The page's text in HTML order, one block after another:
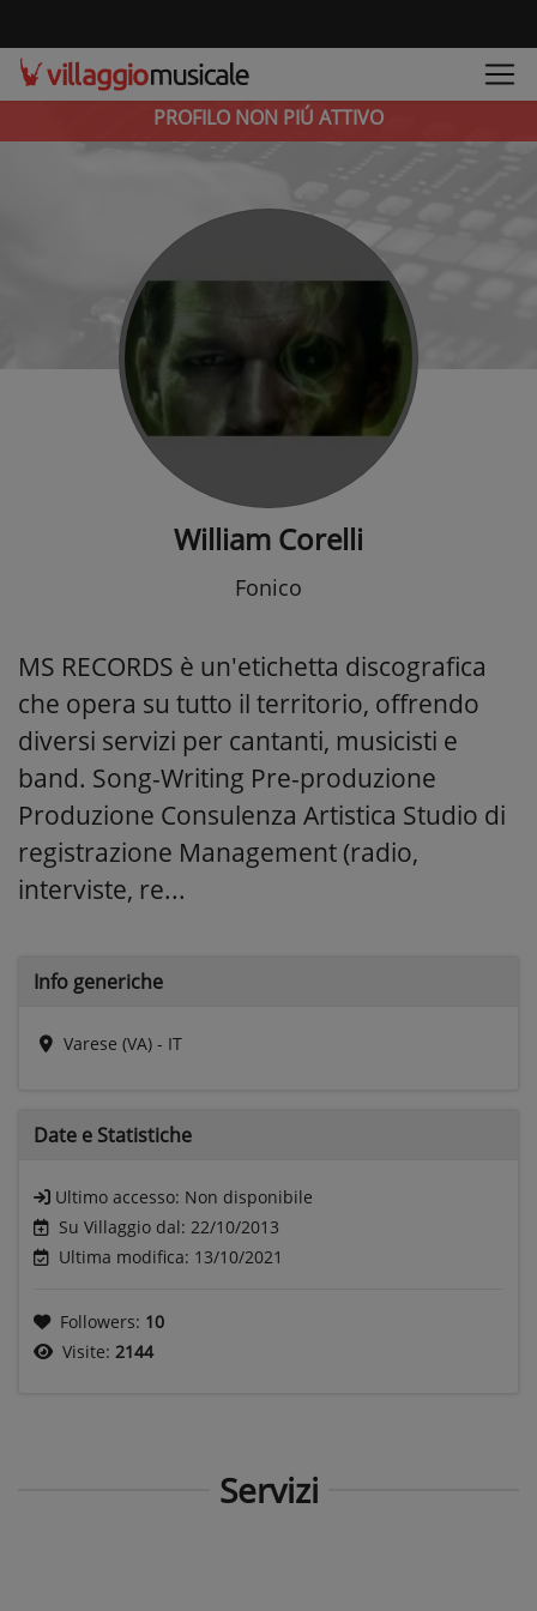
PROFILO NON PIÚ ATTIVO
William Corelli
Fonico
MS RECORDS è un'etichetta discografica
che opera su tutto il territorio, offrendo
diversi servizi per cantanti, musicisti e
band. Song-Writing Pre-produzione
Produzione Consulenza Artistica Studio di
registrazione Management (radio,
interviste, re...
Info generiche
Varese (VA) - IT
Date e Statistiche
Ultimo accesso: Non disponibile
Su Villaggio dal: 22/10/2013
Ultima modifica: 13/10/2021
Followers: 10
Visite: 2144
Servizi